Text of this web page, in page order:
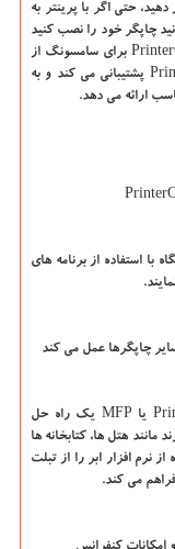
حتی اگر با پرینتر به
چاپگر خود را نصب کنید
برای سامسونگ از
پشتیبانی می کند و به
ارائه می دهد.
با استفاده از برنامه های
چاپگرها عمل می کند
یاMFP یک راه حل
هتل ها، کتابخانه ها
نرم افزار ابر را از تبلت
می کند.